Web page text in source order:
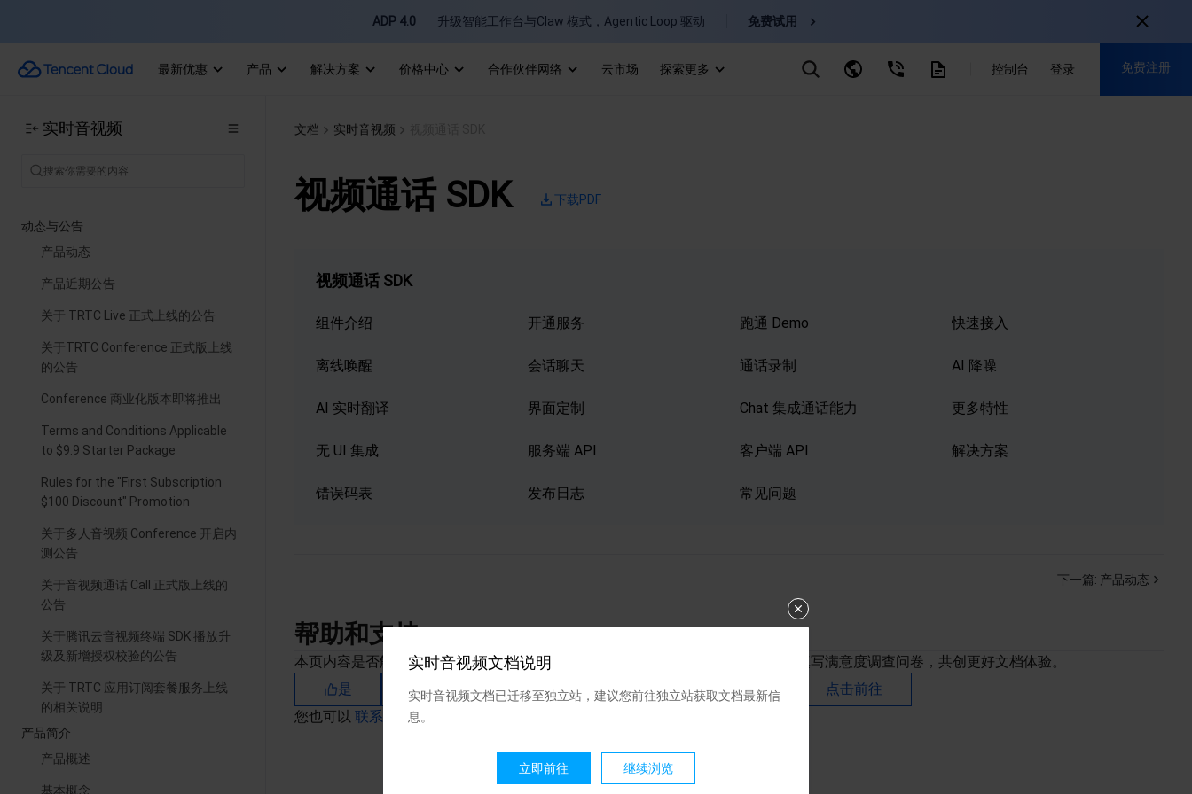
ADP 4.0 升级智能工作台与Claw 模式，Agentic Loop 驱动 免费试用
最新优惠 产品 解决方案 价格中心 合作伙伴网络 云市场
探索更多
CDN
中国站
控制台 登录 免费注册
实时音视频
动态与公告
产品动态
产品近期公告
关于 TRTC Live 正式上线的公告
关于TRTC Conference 正式版上线
的公告
Conference 商业化版本即将推出
Terms and Conditions Applicable
to $9.9 Starter Package
Rules for the "First Subscription
$100 Discount" Promotion
关于多人音视频 Conference 开启内
测公告
关于音视频通话 Call 正式版上线的
公告
关于腾讯云音视频终端 SDK 播放升
级及新增授权校验的公告
关于 TRTC 应用订阅套餐服务上线
的相关说明
产品简介
产品概述
基本概念
文档 实时音视频
视频通话 SDK 下载PDF
视频通话 SDK
组件介绍 开通服务 跑通 Demo 快速接入
离线唤醒 会话聊天 通话录制 AI 降噪
AI 实时翻译 界面定制 Chat 集成通话能力 更多特性
无 UI 集成 服务端 API 客户端 API 解决方案
错误码表 发布日志 常见问题
下一篇: 产品动态
帮助和支持
本页内容是否解决了您的问题？
是
否
您也可以 联系销售或
填写满意度调查问卷，共创更好文档体验。
点击前往
实时音视频文档说明
实时音视频文档已迁移至独立站，建议您前往独立站获取文档最新信
息。
立即前往 继续浏览